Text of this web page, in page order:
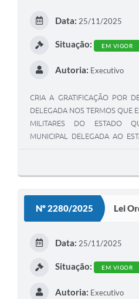
Data: 25/11/2025
Situação: EM VIGOR
Autoria: Executivo
CRIA A GRATIFICAÇÃO POR
DELEGADA NOS TERMOS QUE
MILITARES DO ESTADO
MUNICIPAL DELEGADA AO
MUNICÍPIO DE ITARIRI, E DÁ
Nº 2280/2025 Lei
Data: 25/11/2025
Situação: EM VIGOR
Autoria: Executivo